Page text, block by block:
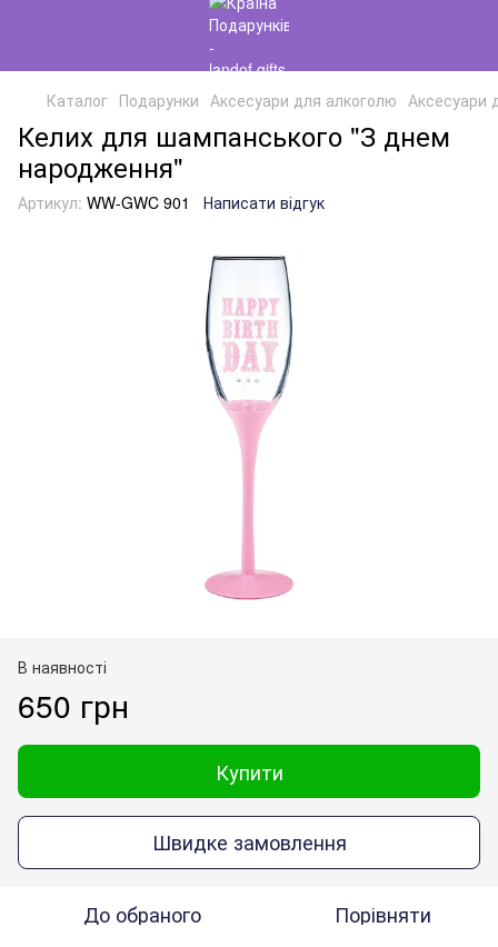
Каталог Подарунки Аксесуари для алкоголю Аксесуари
Келих для шампанського "З днем
народження"
Артикул: WW-GWC 901 Написати відгук
В наявності
650 грн
Купити
Швидке замовлення
До обраного Порівняти